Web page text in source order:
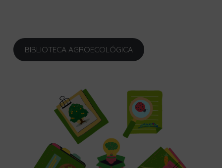
BIBLIOTECA AGROECOLÓGICA